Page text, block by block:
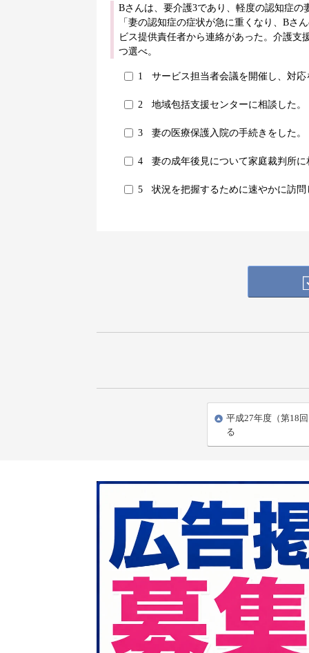
Bさんは、要介護3であり、軽度の認知症
「妻の認知症の症状が急に重くなり、Bさ
ビス提供責任者から連絡があった。介護支
つ選べ。
1 サービス担当者会議を開催し、対
2 地域包括支援センターに相談した。
3 妻の医療保護入院の手続きをした。
4 妻の成年後見について家庭裁判所に
5 状況を把握するために速やかに訪問
平成27年度（第18
る